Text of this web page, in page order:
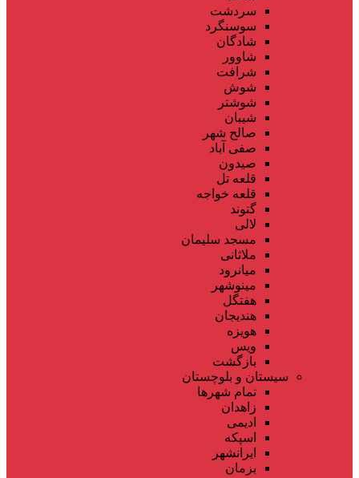
سردشت
سوسنگرد
شادگان
شاوور
شرافت
شوش
شوشتر
شیبان
صالح شهر
صفی آباد
صیدون
قلعه تل
قلعه خواجه
گتوند
لالی
مسجد سلیمان
ملاثانی
میانرود
مینوشهر
هفتگل
هندیجان
هویزه
ویس
بازگشت
سیستان و بلوچستان
تمام شهر‌ها
زاهدان
ادیمی
اسپکه
ایرانشهر
بزمان